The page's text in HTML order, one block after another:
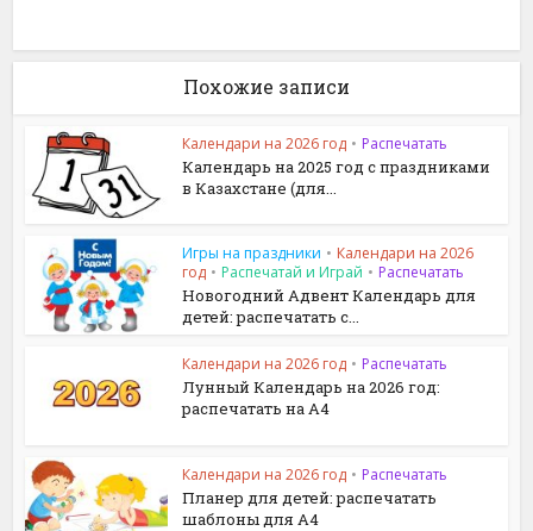
Похожие записи
Календари на 2026 год • Распечатать
Календарь на 2025 год с праздниками
в Казахстане (для...
Игры на праздники • Календари на 2026
год • Распечатай и Играй • Распечатать
Новогодний Адвент Календарь для
детей: распечатать с...
Календари на 2026 год • Распечатать
Лунный Календарь на 2026 год:
распечатать на A4
Календари на 2026 год • Распечатать
Планер для детей: распечатать
шаблоны для A4